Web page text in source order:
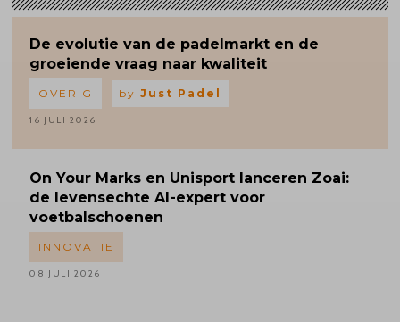
De evolutie van de padelmarkt en de
groeiende vraag naar kwaliteit
OVERIG by Just Padel
16 JULI 2026
On Your Marks en Unisport lanceren Zoai:
de levensechte AI-expert voor
voetbalschoenen
INNOVATIE
08 JULI 2026